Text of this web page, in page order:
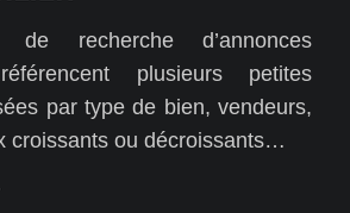
de recherche d’annonces
plusieurs petites
par type de bien, vendeurs,
croissants ou décroissants…